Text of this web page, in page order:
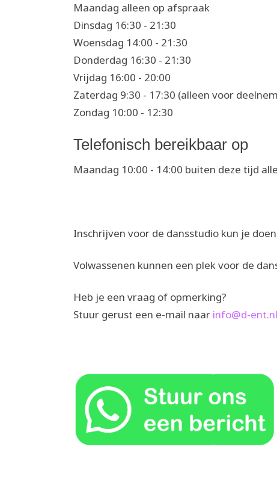
Maandag alleen op afspraak
Dinsdag 16:30 - 21:30
Woensdag 14:00 - 21:30
Donderdag 16:30 - 21:30
Vrijdag 16:00 - 20:00
Zaterdag 9:30 - 17:30 (alleen voor
Zondag 10:00 - 12:30
Telefonisch bereikbaar op
Maandag 10:00 - 14:00 buiten deze tijd
Inschrijven voor de dansstudio kun je
Volwassenen kunnen een plek voor de
Heb je een vraag of opmerking?
Stuur gerust een e-mail naar info@d-ent.nl